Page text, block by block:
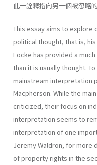
此一詮釋指向另一個被忽略
This essay aims to
political thought, that is,
Locke has provided a
than it is usually thought.
mainstream interpretation
Macpherson. While the
criticized, their focus on
interpretation seems to
interpretation of one
Jeremy Waldron, for
of property rights in the